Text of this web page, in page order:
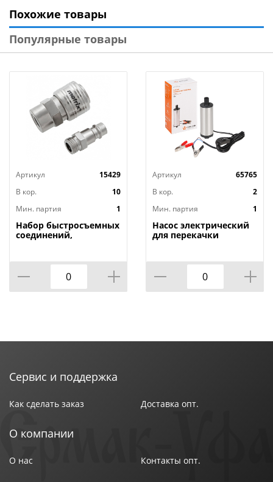
Похожие товары
Популярные товары
Артикул
15429
В кор.
10
Мин. партия
1
Набор быстросъемных
соединений,
, внутр. диаметр 1/4//
Matrix , 1/250
Артикул
65765
В кор.
2
Мин. партия
1
Насос электрический
для перекачки
AFP-5012-02, 1/20
Сервис и поддержка
Как сделать заказ Доставка опт.
О компании
О нас Контакты опт.